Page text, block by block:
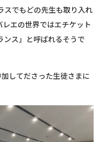
スでもどの先生も取り入れ
エの世界ではエチケット
ンス」と呼ばれるそうで
してださった生徒さまに